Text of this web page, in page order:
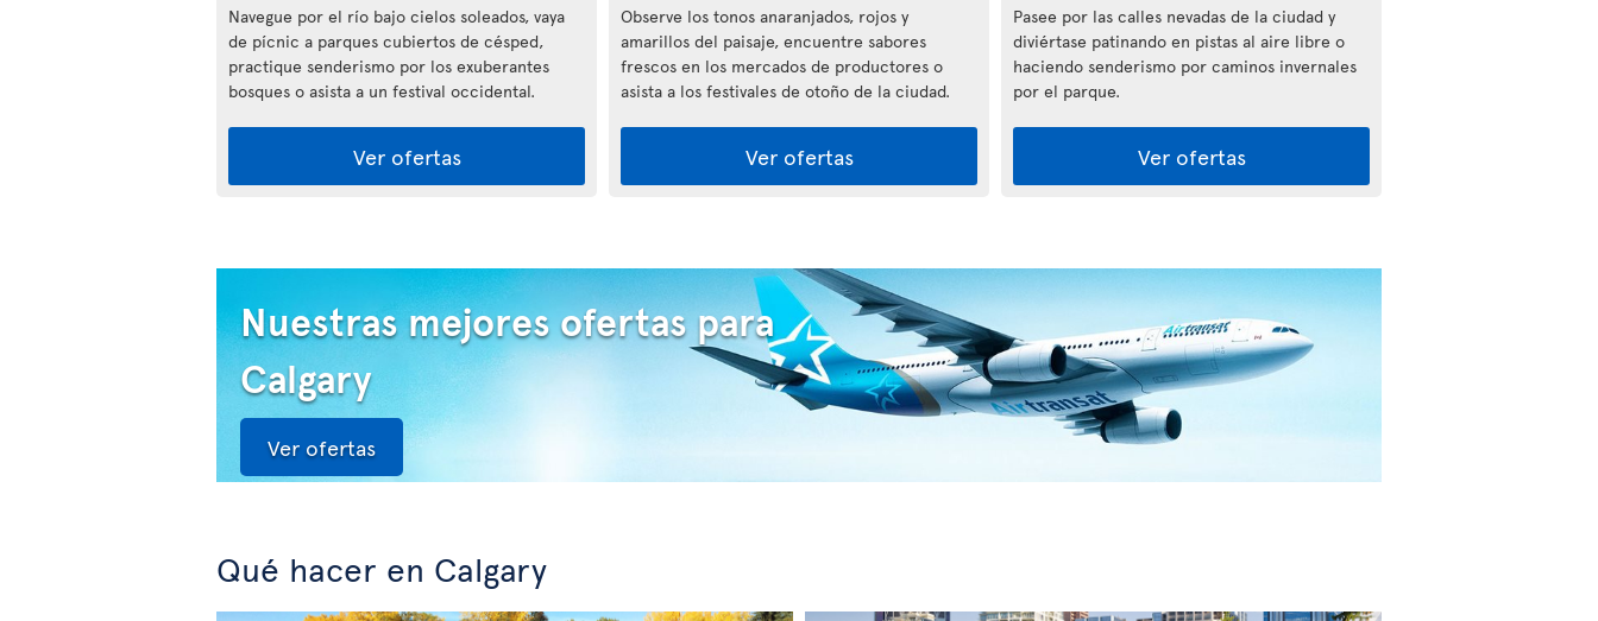
Navegue por el río bajo cielos soleados, vaya
de pícnic a parques cubiertos de césped,
practique senderismo por los exuberantes
bosques o asista a un festival occidental.
Ver ofertas
Observe los tonos anaranjados, rojos y
amarillos del paisaje, encuentre sabores
frescos en los mercados de productores o
asista a los festivales de otoño de la ciudad.
Ver ofertas
Pasee por las calles nevadas de la ciudad y
diviértase patinando en pistas al aire libre o
haciendo senderismo por caminos invernales
por el parque.
Ver ofertas
Nuestras mejores ofertas para
Calgary
Ver ofertas
Qué hacer en Calgary